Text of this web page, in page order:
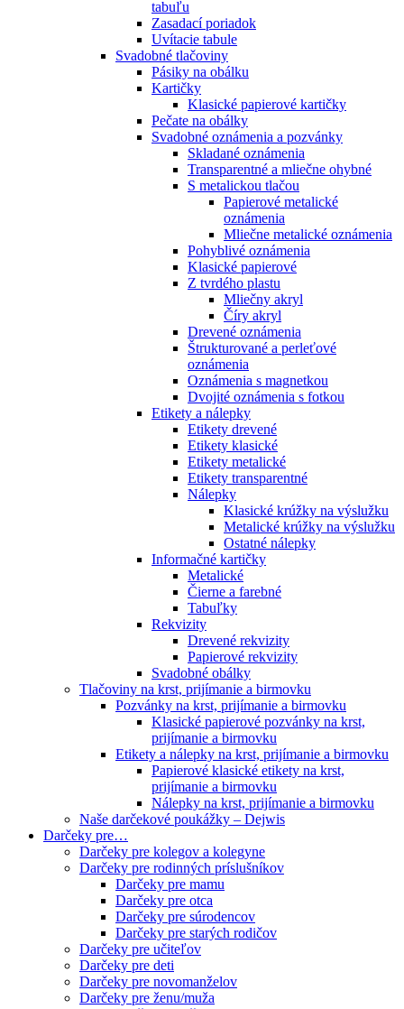
tabuľu
Zasadací poriadok
Uvítacie tabule
Svadobné tlačoviny
Pásiky na obálku
Kartičky
Klasické papierové kartičky
Pečate na obálky
Svadobné oznámenia a pozvánky
Skladané oznámenia
Transparentné a mliečne ohybné
S metalickou tlačou
Papierové metalické
oznámenia
Mliečne metalické oznámenia
Pohyblivé oznámenia
Klasické papierové
Z tvrdého plastu
Mliečny akryl
Číry akryl
Drevené oznámenia
Štrukturované a perleťové
oznámenia
Oznámenia s magnetkou
Dvojité oznámenia s fotkou
Etikety a nálepky
Etikety drevené
Etikety klasické
Etikety metalické
Etikety transparentné
Nálepky
Klasické krúžky na výslužku
Metalické krúžky na výslužku
Ostatné nálepky
Informačné kartičky
Metalické
Čierne a farebné
Tabuľky
Rekvizity
Drevené rekvizity
Papierové rekvizity
Svadobné obálky
Tlačoviny na krst, prijímanie a birmovku
Pozvánky na krst, prijímanie a birmovku
Klasické papierové pozvánky na krst,
prijímanie a birmovku
Etikety a nálepky na krst, prijímanie a birmovku
Papierové klasické etikety na krst,
prijímanie a birmovku
Nálepky na krst, prijímanie a birmovku
Naše darčekové poukážky – Dejwis
Darčeky pre…
Darčeky pre kolegov a kolegyne
Darčeky pre rodinných príslušníkov
Darčeky pre mamu
Darčeky pre otca
Darčeky pre súrodencov
Darčeky pre starých rodičov
Darčeky pre učiteľov
Darčeky pre deti
Darčeky pre novomanželov
Darčeky pre ženu/muža